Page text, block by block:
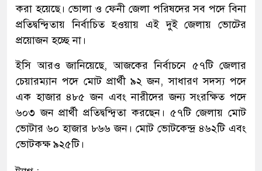
করা হয়েছে। ভোলা ও ফেনী জেলা পরিষদের সব পদে বিনা
প্রতিদ্বন্দ্বিতায় নির্বাচিত হওয়ায় এই দুই জেলায় ভোটের
প্রয়োজন হচ্ছে না।
ইসি আরও জানিয়েছে, আজকের নির্বাচনে ৫৭টি জেলার
চেয়ারম্যান পদে মোট প্রার্থী ৯২ জন, সাধারণ সদস্য পদে
এক হাজার ৪৮৫ জন এবং নারীদের জন্য সংরক্ষিত পদে
৬০৩ জন প্রার্থী প্রতিদ্বন্দ্বিতা করছেন। ৫৭টি জেলায় মোট
ভোটার ৬০ হাজার ৮৬৬ জন। মোট ভোটকেন্দ্র ৪৬২টি এবং
ভোটকক্ষ ৯২৫টি।